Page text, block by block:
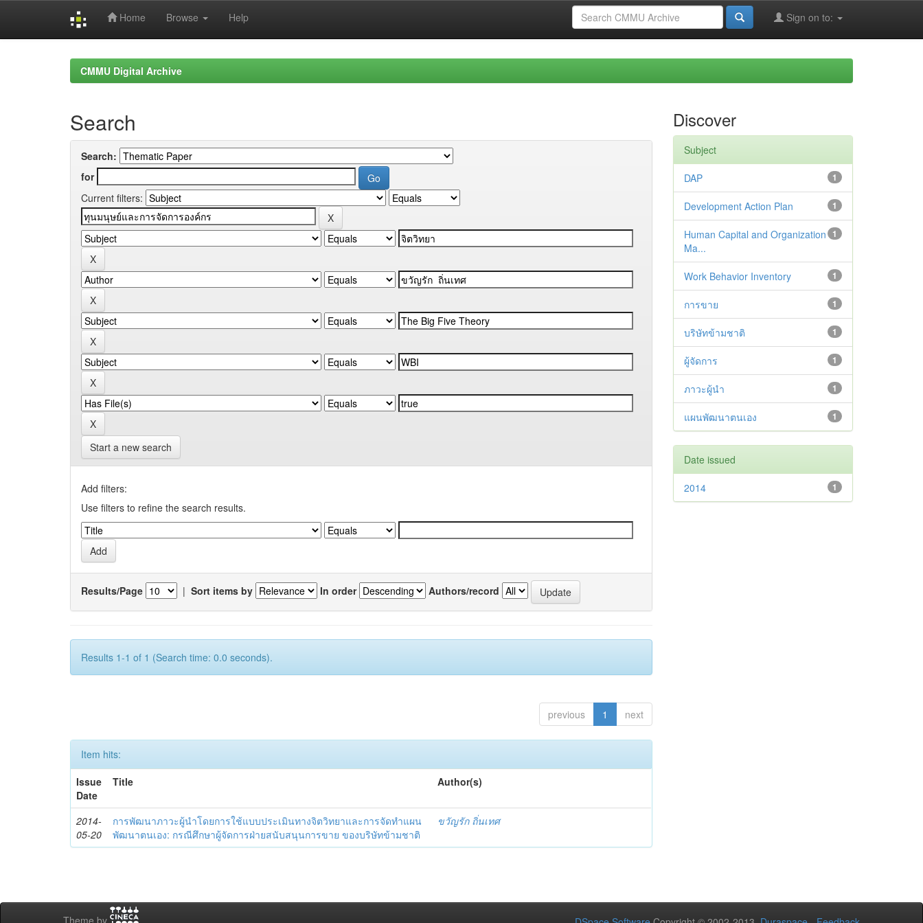
Home Browse Help Sign on to:
CMMU Digital Archive
Search
Search:
for
Current filters:
Start a new search
Add filters:
Use filters to refine the search results.
Results/Page | Sort items by In order Authors/record
Results 1-1 of 1 (Search time: 0.0 seconds).
previous 1 next
Item hits:
Issue
Date
Title Author(s)
2014-
05-20
การพัฒนาภาวะผู้นำโดยการใช้แบบประเมินทางจิตวิทยาและการจัดทำแผน
พัฒนาตนเอง: กรณีศึกษาผู้จัดการฝ่ายสนับสนุนการขาย ของบริษัทข้ามชาติ
ขวัญรัก ถิ่นเทศ
Discover
Subject
1
DAP
1
Development Action Plan
1
Human Capital and Organization
Ma...
1
Work Behavior Inventory
1
การขาย
1
บริษัทข้ามชาติ
1
ผู้จัดการ
1
ภาวะผู้นำ
1
แผนพัฒนาตนเอง
Date issued
1
2014